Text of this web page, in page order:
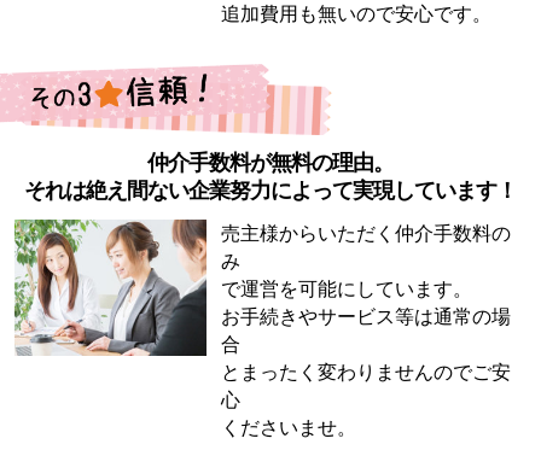
追加費用も無いので安心です。
仲介手数料が無料の理由。
それは絶え間ない企業努力によって実現しています！
売主様からいただく仲介手数料の
み
で運営を可能にしています。
お手続きやサービス等は通常の場
合
とまったく変わりませんのでご安
心
くださいませ。